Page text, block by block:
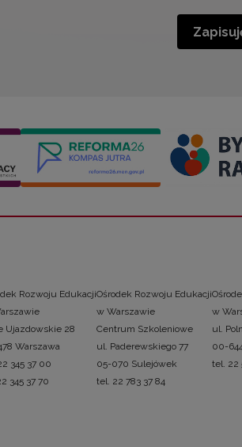
Rozwoju Edukacji
Ujazdowskie 28
Warszawa
345 37 00
345 37 70
Ośrodek Rozwoju Edukacji
w Warszawie
Centrum Szkoleniowe
ul. Paderewskiego 77
05-070 Sulejówek
tel. 22 783 37 84
w
ul.
00-
tel. 22